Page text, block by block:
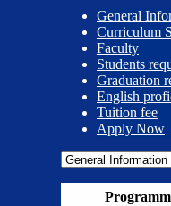
General
Curriculum
Faculty
Students
Graduation
English
Tuition fee
Apply Now